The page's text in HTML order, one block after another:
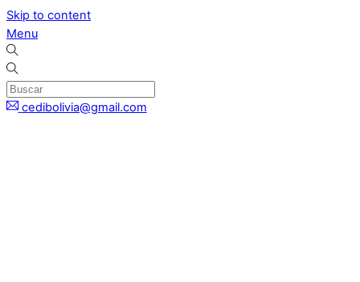
Skip to content
Menu
cedibolivia@gmail.com